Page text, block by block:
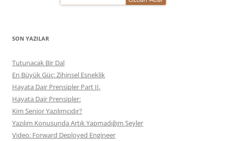
SON YAZILAR
Tutunacak Bir Dal
En Büyük Güç: Zihinsel Esneklik
Hayata Dair Prensipler Part II.
Hayata Dair Prensipler:
Kim Senior Yazılımcıdır?
Yazılım Konusunda Artık Yapmadığım Şeyler
Video: Forward Deployed Engineer